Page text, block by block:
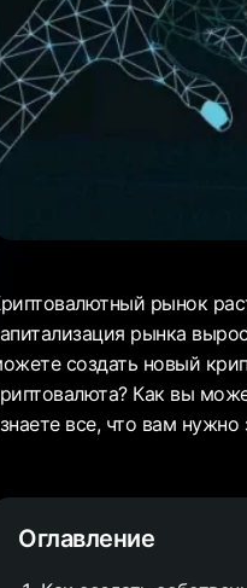
рынок
рынка
создать новый
Как вы
все, что вам нужно
Оглавление